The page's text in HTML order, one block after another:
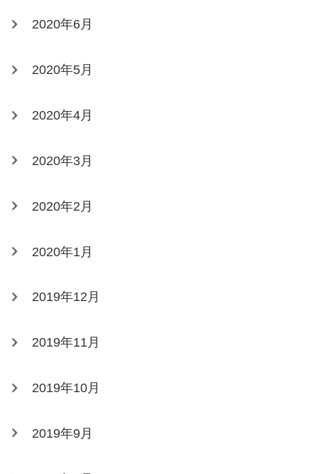
2020年6月
2020年5月
2020年4月
2020年3月
2020年2月
2020年1月
2019年12月
2019年11月
2019年10月
2019年9月